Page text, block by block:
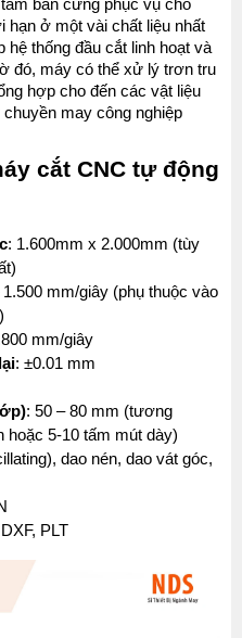
bán cứng phục vụ cho
hạn ở một vài chất liệu nhất
thống đầu cắt linh hoạt và
đó, máy có thể xử lý trơn tru
hợp cho đến các vật liệu
may công nghiệp
cắt CNC tự động
: 1.600mm x 2.000mm (tùy
1.500 mm/giây (phụ thuộc vào
mm/giây
: ±0.01 mm
: 50 – 80 mm (tương
hoặc 5-10 tấm mút dày)
dao nén, dao vát góc,
PLT